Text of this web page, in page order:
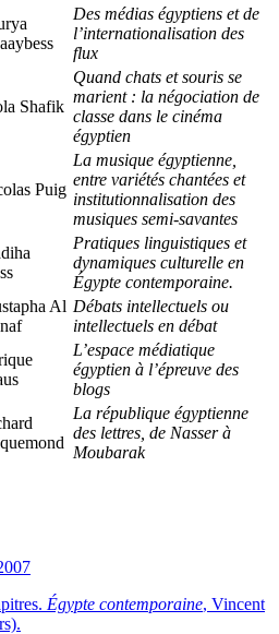
Des médias égyptiens et de
l’internationalisation des
flux
Shafik
Quand chats et souris se
marient : la négociation de
classe dans le cinéma
égyptien
Puig
La musique égyptienne,
entre variétés chantées et
institutionnalisation des
musiques semi-savantes
Pratiques linguistiques et
dynamiques culturelle en
Égypte contemporaine.
Al Débats intellectuels ou
intellectuels en débat
L’espace médiatique
égyptien à l’épreuve des
blogs
La république égyptienne
des lettres, de Nasser à
Moubarak
Égypte contemporaine, Vincent